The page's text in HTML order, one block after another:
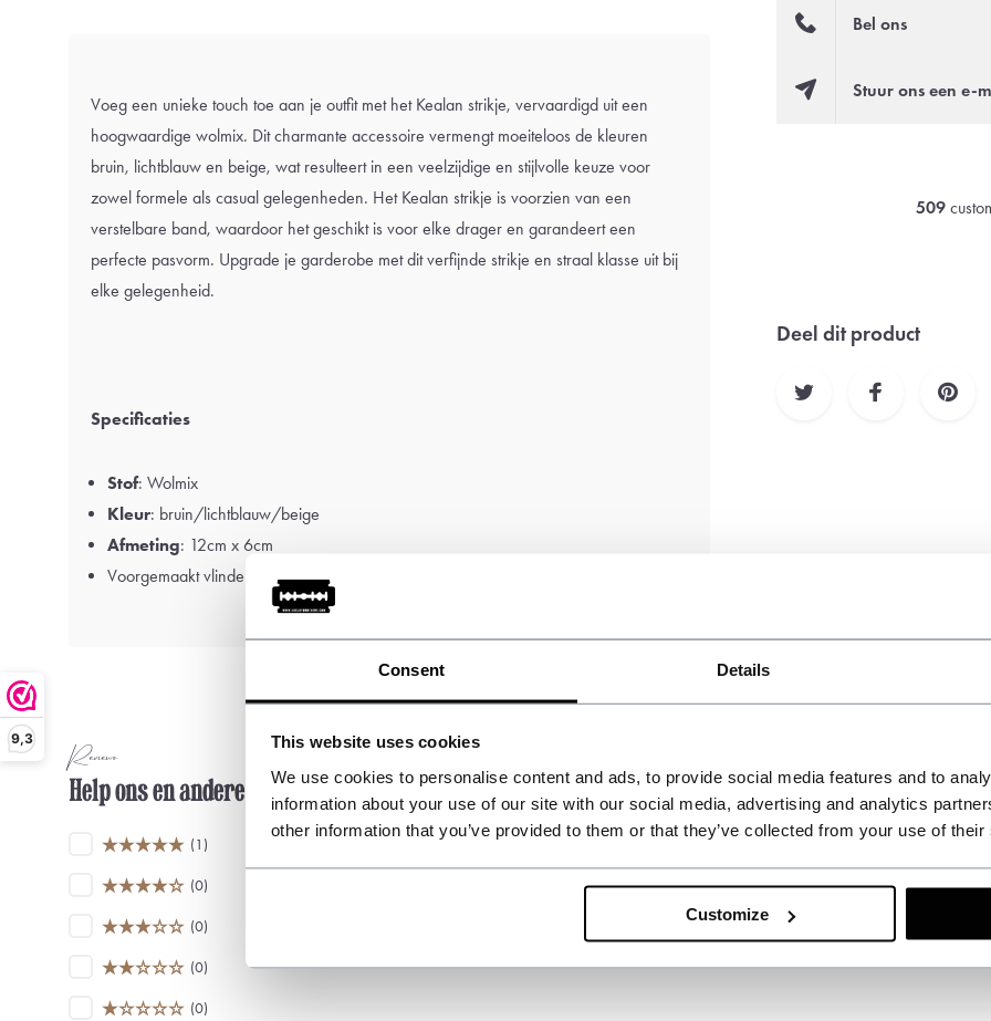
Consent Details
This website uses cookies
We use cookies to personalise content and ads, to provide social media features and to
information about your use of our site with our social media, advertising and analytics
other information that you’ve provided to them or that they’ve collected from your use of
Customize
9,3
Voeg een unieke touch toe aan je outfit met het Kealan strikje, vervaardigd uit een
hoogwaardige wolmix. Dit charmante accessoire vermengt moeiteloos de kleuren
bruin, lichtblauw en beige, wat resulteert in een veelzijdige en stijlvolle keuze voor
zowel formele als casual gelegenheden. Het Kealan strikje is voorzien van een
verstelbare band, waardoor het geschikt is voor elke drager en garandeert een
perfecte pasvorm. Upgrade je garderobe met dit verfijnde strikje en straal klasse uit bij
elke gelegenheid.
Specificaties
Stof: Wolmix
Kleur: bruin/lichtblauw/beige
Afmeting: 12cm x 6cm
Voorgemaakt vlinderdas met verstelbare riem
Bel ons
Stuur ons een e-
509
Deel dit product
Reviews
Help ons en andere klanten door het schrijven van een review
(1)
(0)
(0)
(0)
(0)
TM
Tristan Mees